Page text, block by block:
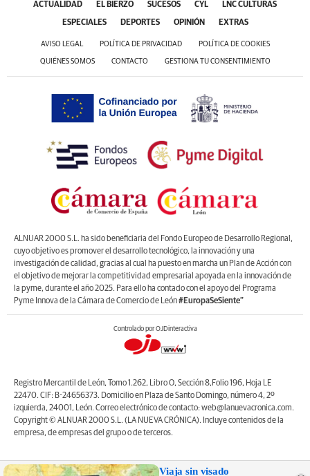
ACTUALIDAD EL BIERZO SUCESOS CYL LNC CULTURAS
ESPECIALES DEPORTES OPINIÓN EXTRAS
AVISO LEGAL POLÍTICA DE PRIVACIDAD POLÍTICA DE COOKIES
QUIÉNES SOMOS CONTACTO GESTIONA TU CONSENTIMIENTO
ALNUAR 2000 S.L. ha sido beneficiaria del Fondo Europeo de Desarrollo Regional,
cuyo objetivo es promover el desarrollo tecnológico, la innovación y una
investigación de calidad, gracias al cual ha puesto en marcha un Plan de Acción con
el objetivo de mejorar la competitividad empresarial apoyada en la innovación de
la pyme, durante el año 2025. Para ello ha contado con el apoyo del Programa
Pyme Innova de la Cámara de Comercio de León#EuropaSeSiente”
Controlado por OJDinteractiva
Registro Mercantil de León, Tomo 1.262, Libro O, Sección 8,Folio 196, Hoja LE
22470. CIF: B-24656373. Domicilio en Plaza de Santo Domingo, número 4, 2º
izquierda, 24001, León. Correo electrónico de contacto: web@lanuevacronica.com.
Copyright © ALNUAR 2000 S.L. (LA NUEVA CRÓNICA). Incluye contenidos de la
empresa, de empresas del grupo o de terceros.
Viaja sin visado